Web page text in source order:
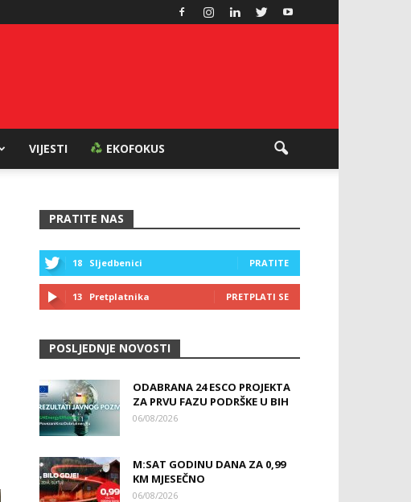
VIJESTI EKOFOKUS
PRATITE NAS
18 Sljedbenici PRATITE
13 Pretplatnika PRETPLATI SE
POSLJEDNJE NOVOSTI
ODABRANA 24 ESCO PROJEKTA
ZA PRVU FAZU PODRŠKE U BIH
06/08/2026
M:SAT GODINU DANA ZA 0,99
KM MJESEČNO
06/08/2026